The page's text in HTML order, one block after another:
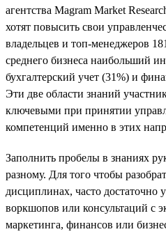
агентства Magram Market
хотят повысить свои
владельцев и топ-менеджеров
среднего бизнеса наибольший
бухгалтерский учет (31%) и
Эти две области знаний
ключевыми при принятии
компетенций именно в этих
Заполнить пробелы в знаниях
разному. Для того чтобы
дисциплинах, часто достаточно
воркшопов или консультаций с
маркетинга, финансов или